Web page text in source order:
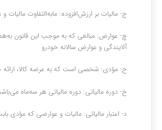
ج‌- مالیات بر ارزش‌افزوده: مابه‌التفاوت
چ‌- عوارض: مبالغی که به موجب این قانون
آلایندگی و عوارض‌ سالانه خودرو
ح‌- مؤدی: شخصی است که به عرضه کالا، ارائه
خ‌- دوره مالیاتی: دوره مالیاتی هر سه‌ماه
د‌- اعتبار مالیاتی: مالیات و عوارضی که مؤدی